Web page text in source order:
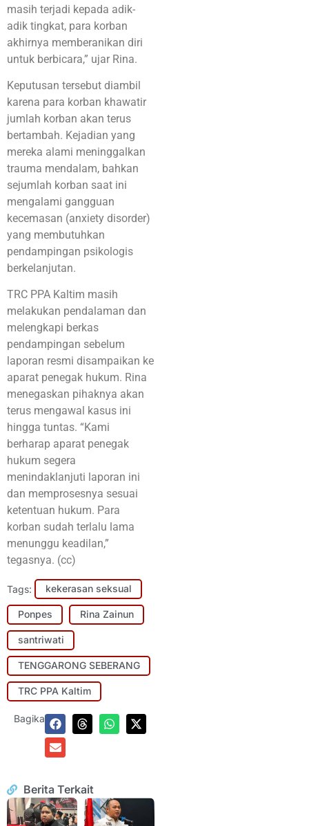
masih terjadi kepada adik-
adik tingkat, para korban
akhirnya memberanikan diri
untuk berbicara,” ujar Rina.
Keputusan tersebut diambil
karena para korban khawatir
jumlah korban akan terus
bertambah. Kejadian yang
mereka alami meninggalkan
trauma mendalam, bahkan
sejumlah korban saat ini
mengalami gangguan
kecemasan (anxiety disorder)
yang membutuhkan
pendampingan psikologis
berkelanjutan.
TRC PPA Kaltim masih
melakukan pendalaman dan
melengkapi berkas
pendampingan sebelum
laporan resmi disampaikan ke
aparat penegak hukum. Rina
menegaskan pihaknya akan
terus mengawal kasus ini
hingga tuntas. “Kami
berharap aparat penegak
hukum segera
menindaklanjuti laporan ini
dan memprosesnya sesuai
ketentuan hukum. Para
korban sudah terlalu lama
menunggu keadilan,”
tegasnya. (cc)
Tags: kekerasan seksual
Ponpes Rina Zainun
santriwati
TENGGARONG SEBERANG
TRC PPA Kaltim
Bagikan:
Berita Terkait